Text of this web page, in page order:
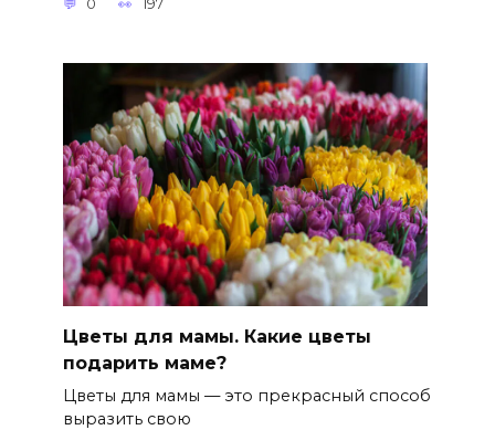
0 197
Цветы для мамы. Какие цветы
подарить маме?
Цветы для мамы — это прекрасный способ
выразить свою